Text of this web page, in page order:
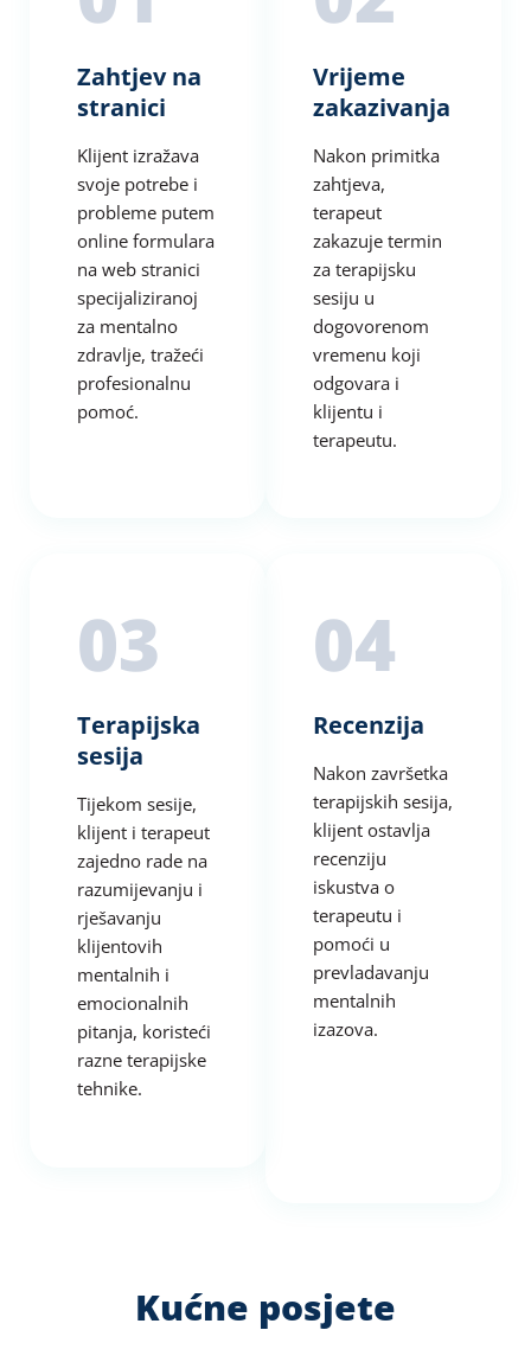
Zahtjev na
stranici
Klijent izražava
svoje potrebe i
probleme putem
online formulara
na web stranici
specijaliziranoj
za mentalno
zdravlje, tražeći
profesionalnu
pomoć.
Vrijeme
zakazivanja
Nakon primitka
zahtjeva,
terapeut
zakazuje termin
za terapijsku
sesiju u
dogovorenom
vremenu koji
odgovara i
klijentu i
terapeutu.
03
Terapijska
sesija
Tijekom sesije,
klijent i terapeut
zajedno rade na
razumijevanju i
rješavanju
klijentovih
mentalnih i
emocionalnih
pitanja, koristeći
razne terapijske
tehnike.
04
Recenzija
Nakon završetka
terapijskih sesija,
klijent ostavlja
recenziju
iskustva o
terapeutu i
pomoći u
prevladavanju
mentalnih
izazova.
Kućne posjete